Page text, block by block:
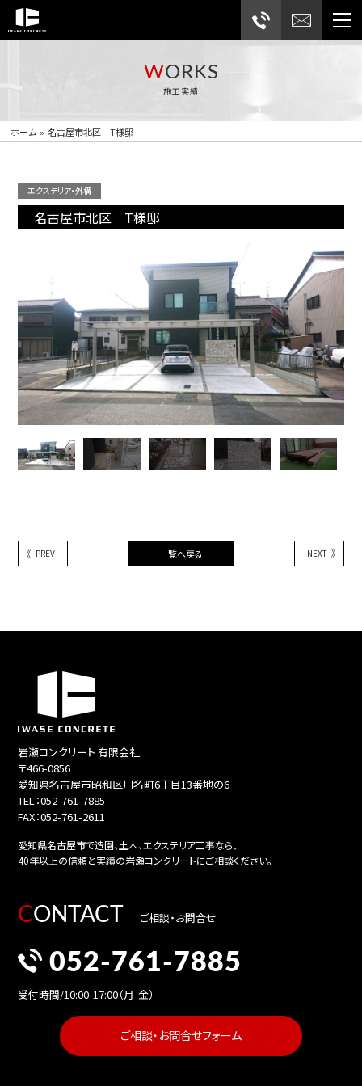
お問合せフォームはこちら
WORKS
施工実績
ホーム » 名古屋市北区 T様邸
エクステリア・外構
名古屋市北区 T様邸
PREV 一覧へ戻る NEXT
岩瀬コンクリート 有限会社
〒466-0856
愛知県名古屋市昭和区川名町6丁目13番地の6
TEL：052-761-7885
FAX：052-761-2611
愛知県名古屋市で造園、土木、エクステリア工事なら、
40年以上の信頼と実績の岩瀬コンクリートにご相談ください。
CONTACT ご相談・お問合せ
052-761-7885
受付時間/10:00-17:00（月-金）
ご相談・お問合せフォーム